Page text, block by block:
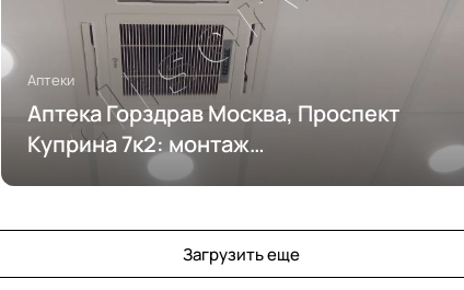
Аптеки
Аптека Горздрав Москва, Проспект
Куприна 7к2: монтаж
кондиционирования
Загрузить еще